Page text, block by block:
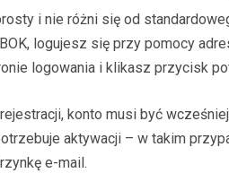
i nie różni się od
logujesz się przy pomocy
logowania i klikasz przycisk
konto musi być
aktywacji – w takim
e-mail.